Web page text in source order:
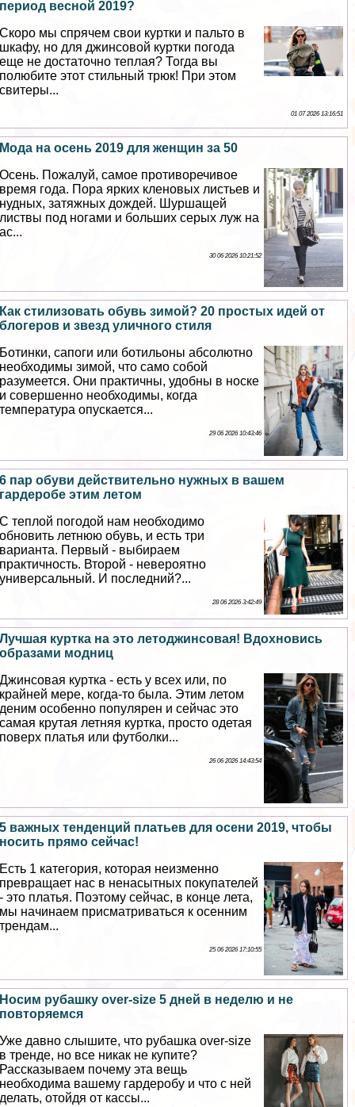
период весной 2019?
Скоро мы спрячем свои куртки и пальто в
шкафу, но для джинсовой куртки погода
еще не достаточно теплая? Тогда вы
полюбите этот стильный трюк! При этом
свитеры...
01 07 2026 13:16:51
Мода на осень 2019 для женщин за 50
Осень. Пожалуй, самое противоречивое
время года. Пора ярких кленовых листьев и
нудных, затяжных дождей. Шуршащей
листвы под ногами и больших серых луж на
ас...
30 06 2026 10:21:52
Как стилизовать обувь зимой? 20 простых идей от
блогеров и звезд уличного стиля
Ботинки, сапоги или ботильоны абсолютно
необходимы зимой, что само собой
разумеется. Они пpaктичны, удобны в носке
и совершенно необходимы, когда
температура опускается...
29 06 2026 10:43:46
6 пар обуви действительно нужных в вашем
гардеробе этим летом
С теплой погодой нам необходимо
обновить летнюю обувь, и есть три
варианта. Первый - выбираем
пpaктичность. Второй - невероятно
универсальный. И последний?...
28 06 2026 3:42:49
Лучшая куртка на это летоджинсовая! Вдохновись
образами модниц
Джинсовая куртка - есть у всех или, по
крайней мере, когда-то была. Этим летом
деним особенно популярен и сейчас это
самая крутая летняя куртка, просто одетая
поверх платья или футболки...
26 06 2026 14:43:54
5 важных тенденций платьев для осени 2019, чтобы
носить прямо сейчас!
Есть 1 категория, которая неизменно
превращает нас в ненасытных покупателей
- это платья. Поэтому сейчас, в конце лета,
мы начинаем присматриваться к осенним
трендам...
25 06 2026 17:10:55
Носим рубашку over-size 5 дней в неделю и не
повторяемся
Уже давно слышите, что рубашка over-size
в тренде, но все никак не купите?
Рассказываем почему эта вещь
необходима вашему гардеробу и что с ней
делать, отойдя от кассы...